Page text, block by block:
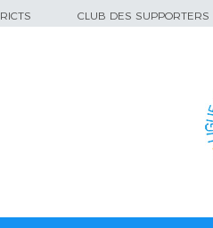
CLUB DES SUPPORTERS